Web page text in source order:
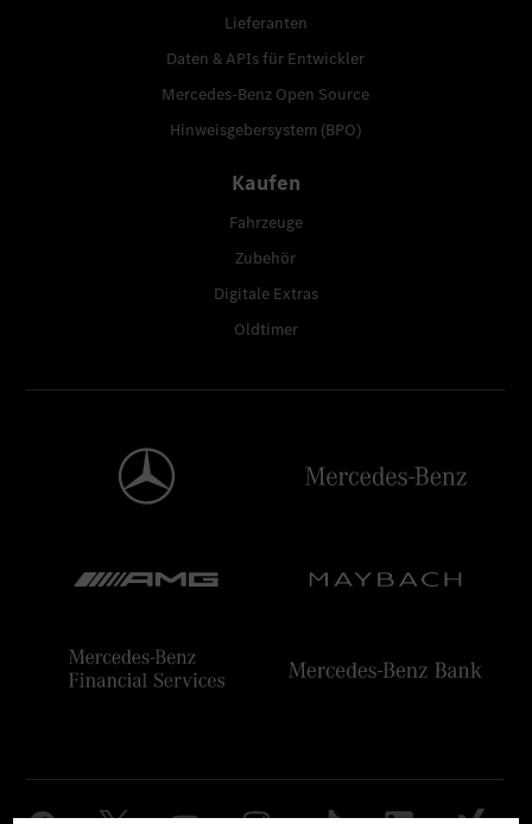
Lieferanten
Daten & APIs für Entwickler
Mercedes-Benz Open Source
Hinweisgebersystem (BPO)
Kaufen
Fahrzeuge
Zubehör
Digitale Extras
Oldtimer